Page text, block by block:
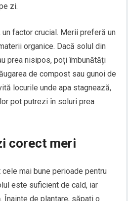
zi.
factor crucial. Merii preferă un
organice. Dacă solul din
prea nisipos, poți îmbunătăți
de compost sau gunoi de
locurile unde apa stagnează,
pot putrezi în soluri prea
corect meri
cele mai bune perioade pentru
este suficient de cald, iar
Înainte de plantare, săpați o